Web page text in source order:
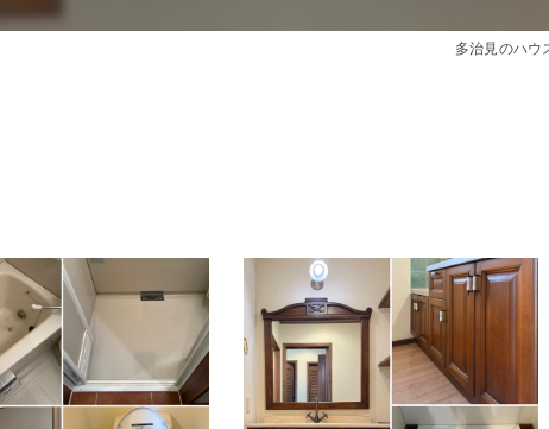
多治見のハウ